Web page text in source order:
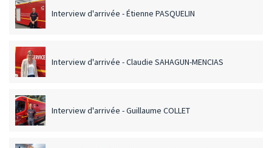
Interview d'arrivée - Étienne PASQUELIN
Interview d'arrivée - Claudie SAHAGUN-MENCIAS
Interview d'arrivée - Guillaume COLLET